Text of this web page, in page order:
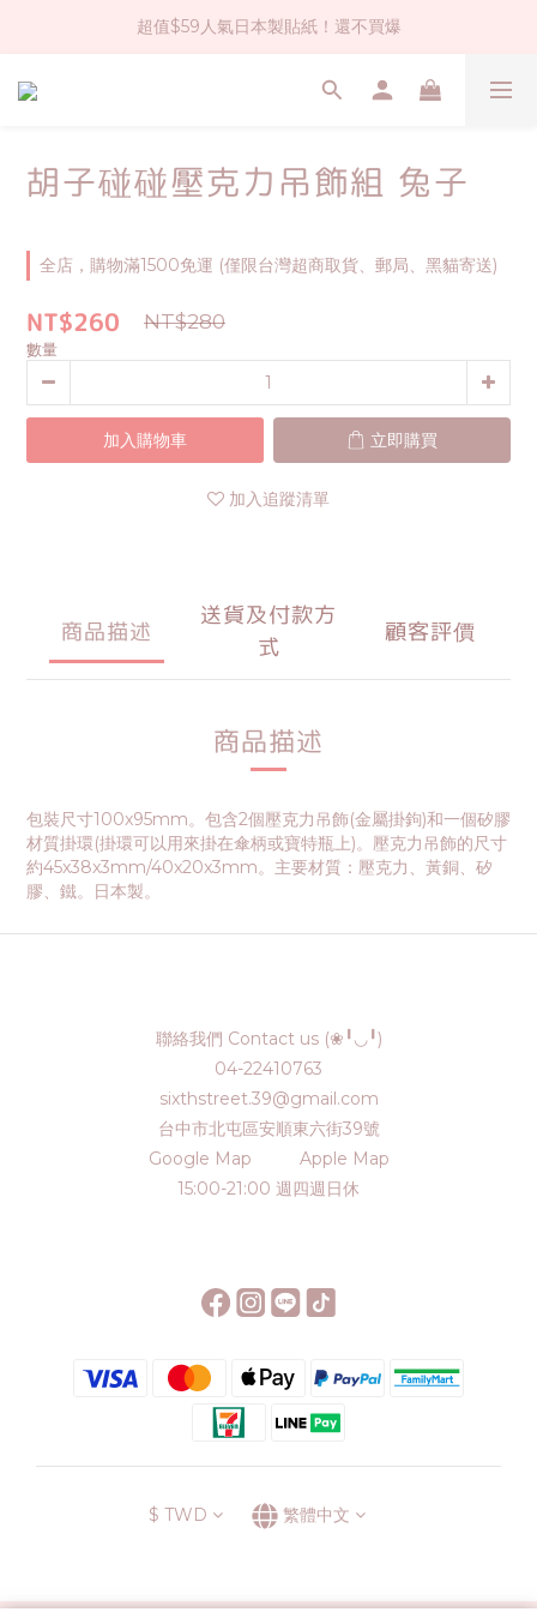
社群大人氣！各種有趣的打洞器
超值$59人氣日本製貼紙！還不買爆
全店$1500免運(台灣地區)
胡子碰碰壓克力吊飾組 兔子
全店，購物滿1500免運 (僅限台灣超商取貨、郵局、黑貓寄送)
NT$260 NT$280
數量
加入購物車 立即購買
加入追蹤清單
商品描述
送貨及付款方
式
顧客評價
商品描述
包裝尺寸100x95mm。包含2個壓克力吊飾(金屬掛鉤)和一個矽膠
材質掛環(掛環可以用來掛在傘柄或寶特瓶上)。壓克力吊飾的尺寸
約45x38x3mm/40x20x3mm。主要材質：壓克力、黃銅、矽
膠、鐵。日本製。
聯絡我們 Contact us (❀╹◡╹)
04-22410763
sixthstreet.39@gmail.com
台中市北屯區安順東六街39號
Google Map
Apple Map
15:00-21:00 週四週日休
$ TWD 繁體中文